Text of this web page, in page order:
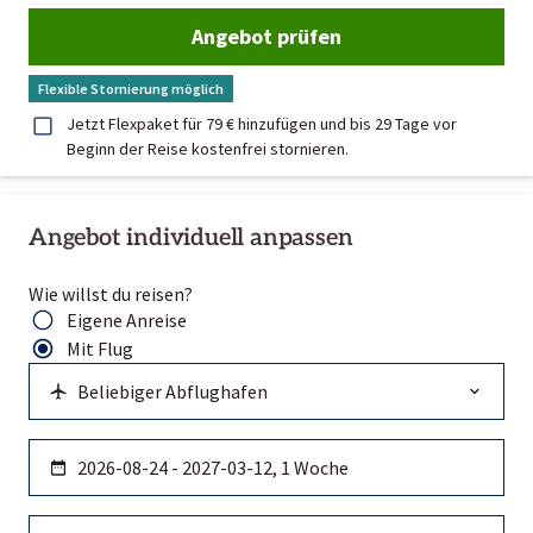
Angebot individuell anpassen
Wie willst du reisen?
Eigene Anreise
Mit Flug
Angebot prüfen
Flexible Stornierung möglich
Jetzt Flexpaket für 79 € hinzufügen und bis 29 Tage vor
Beginn der Reise kostenfrei stornieren.